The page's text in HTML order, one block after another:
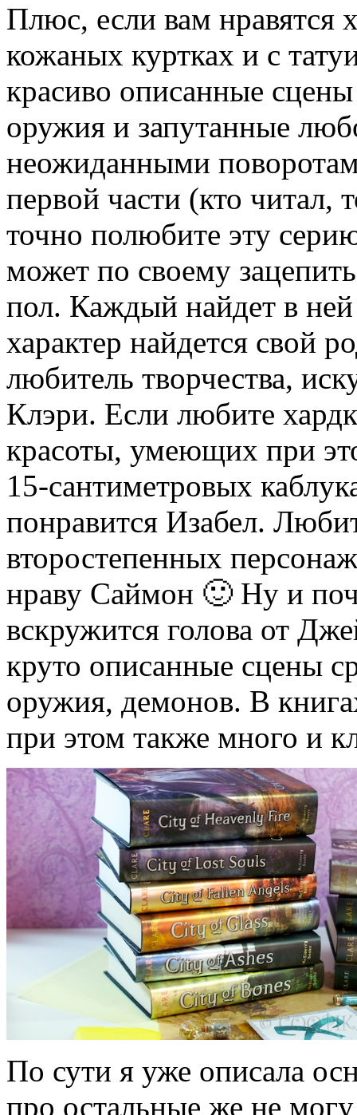
Плюс, если вам нравятся
кожаных куртках и с
красиво описанные
оружия и запутанные
неожиданными
первой части (кто читал,
точно полюбите эту
может по своему
пол. Каждый найдет в
характер найдется свой
любитель творчества,
Клэри. Если любите
красоты, умеющих при
15-сантиметровых
понравится Изабел.
второстепенных
нраву Саймон 🙂 Ну и
вскружится голова от
круто описанные сцены
оружия, демонов. В
при этом также много и
По сути я уже описала
про остальные же не